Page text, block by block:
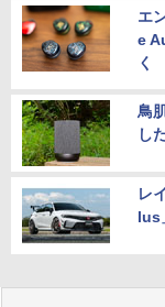
エ
e
く
鳥
し
レ
lus